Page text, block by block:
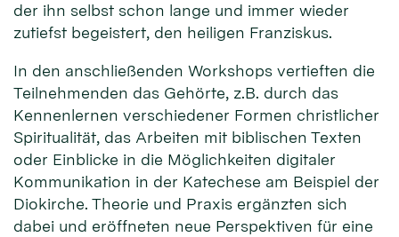
der ihn selbst schon lange und immer wieder
zutiefst begeistert, den heiligen Franziskus.
In den anschließenden Workshops vertieften die
Teilnehmenden das Gehörte, z.B. durch das
Kennenlernen verschiedener Formen christlicher
Spiritualität, das Arbeiten mit biblischen Texten
oder Einblicke in die Möglichkeiten digitaler
Kommunikation in der Katechese am Beispiel der
Diokirche. Theorie und Praxis ergänzten sich
dabei und eröffneten neue Perspektiven für eine